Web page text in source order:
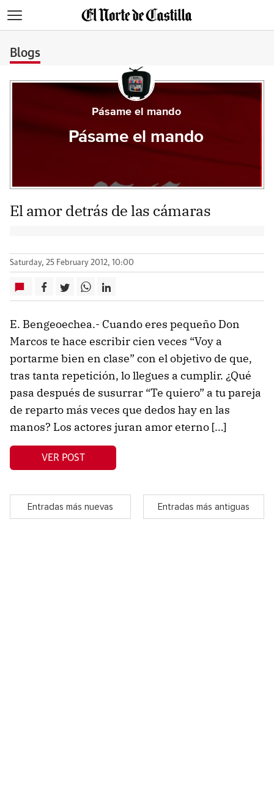
Blogs
Pásame el mando
Pásame el mando
El amor detrás de las cámaras
Saturday, 25 February 2012, 10:00
E. Bengeoechea.- Cuando eres pequeño Don
Marcos te hace escribir cien veces “Voy a
portarme bien en clase” con el objetivo de que,
tras tanta repetición, lo llegues a cumplir. ¿Qué
pasa después de susurrar “Te quiero” a tu pareja
de reparto más veces que dedos hay en las
manos? Los actores juran amor eterno […]
VER POST
Entradas más nuevas Entradas más antiguas